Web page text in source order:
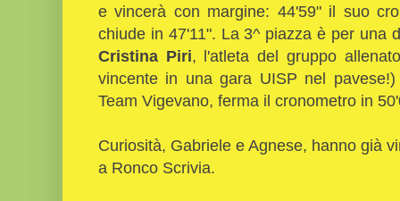
e vincerà con margine: 44'59" il suo
chiude in 47'11". La 3^ piazza è per una
Cristina Piri, l'atleta del gruppo
vincente in una gara UISP nel
Team Vigevano, ferma il cronometro in
Curiosità, Gabriele e Agnese, hanno già
a Ronco Scrivia.